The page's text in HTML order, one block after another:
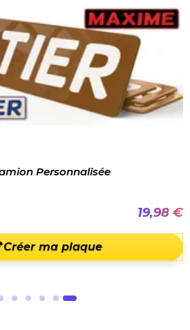
Personnalisée
19,98 €
Créer ma plaque